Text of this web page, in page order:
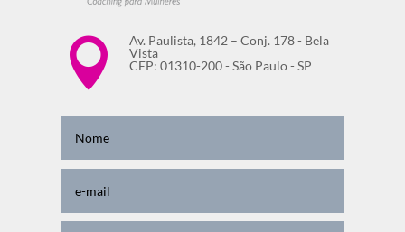

Av. Paulista, 1842 – Conj. 178 - Bela
Vista
CEP: 01310-200 - São Paulo - SP